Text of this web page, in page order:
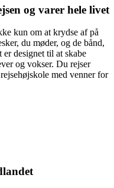
og varer hele livet
kun om at krydse af på
du møder, og de bånd,
designet til at skabe
og vokser. Du rejser
med venner for